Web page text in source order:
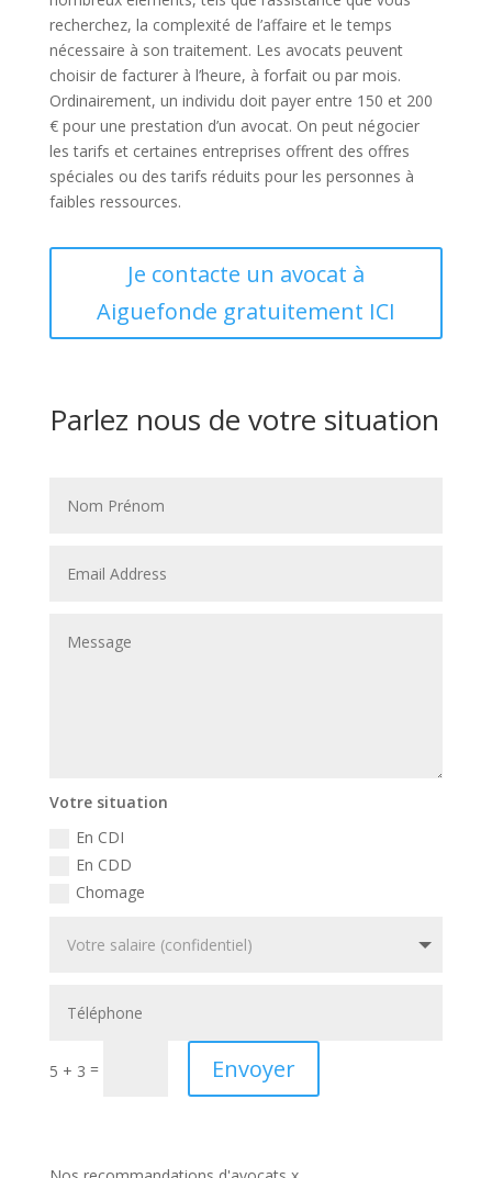
recherchez, la complexité de l’affaire et le temps
nécessaire à son traitement. Les avocats peuvent
choisir de facturer à l’heure, à forfait ou par mois.
Ordinairement, un individu doit payer entre 150 et 200
€ pour une prestation d’un avocat. On peut négocier
les tarifs et certaines entreprises offrent des offres
spéciales ou des tarifs réduits pour les personnes à
faibles ressources.
Je contacte un avocat à
Aiguefonde gratuitement ICI
Parlez nous de votre situation
Votre situation
En CDI
En CDD
Chomage
5 + 3 = Envoyer